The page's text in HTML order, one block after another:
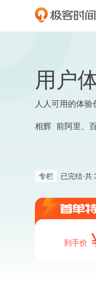
用户
人人可用的体验
相辉 前阿里、
专栏 已完结·共
到手价